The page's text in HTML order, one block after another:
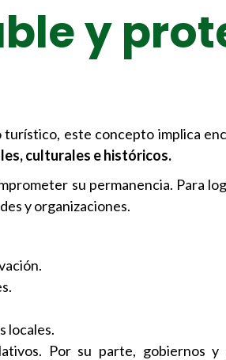
y
turístico, este concepto implica
culturales e históricos.
su permanencia. Para
y organizaciones.
locales.
Por su parte, gobiernos y